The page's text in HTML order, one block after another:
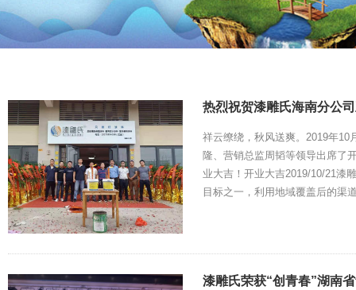
热烈祝贺漆雕氏海南分公
祥云缭绕，秋风送爽。2019年10
隆、营销总监周韬等领导出席了
业大吉！开业大吉2019/10/21漆
目标之一，利用地域覆盖后的渠
漆雕氏荣获“创青春”湖南